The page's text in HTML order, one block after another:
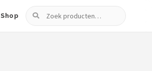
Shop
Zoeken